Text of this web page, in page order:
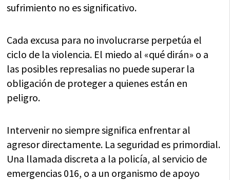
sufrimiento no es significativo.
Cada excusa para no involucrarse perpetúa el
ciclo de la violencia. El miedo al «qué dirán» o a
las posibles represalias no puede superar la
obligación de proteger a quienes están en
peligro.
Intervenir no siempre significa enfrentar al
agresor directamente. La seguridad es primordial.
Una llamada discreta a la policía, al servicio de
emergencias 016, o a un organismo de apoyo